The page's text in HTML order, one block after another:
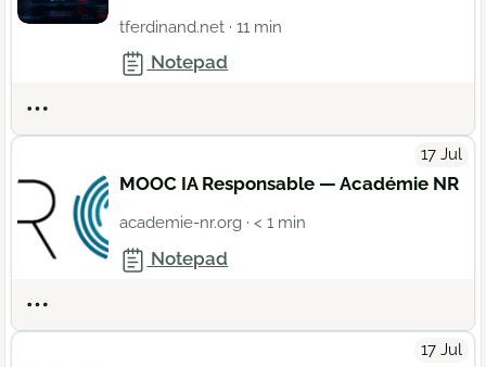
tferdinand.net · 11 min
Notepad
17 Jul
MOOC IA Responsable — Académie NR
academie-nr.org · < 1 min
Notepad
17 Jul